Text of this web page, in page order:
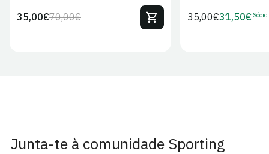
Preço
70,00€Preço
35,00€
Preço
35,00€Preço
31,50€ Sócio
Junta-te à comunidade Sporting